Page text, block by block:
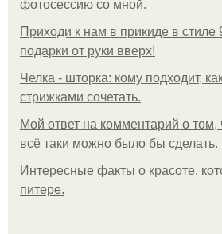
фотосессию со мной.
Приходи к нам в прикиде в стиле
подарки от руки вверх!
Челка - шторка: кому подходит,
стрижками сочетать.
Мой ответ на комментарий о том,
всё таки можно было бы сделать.
Интересные факты о красоте,
питере.